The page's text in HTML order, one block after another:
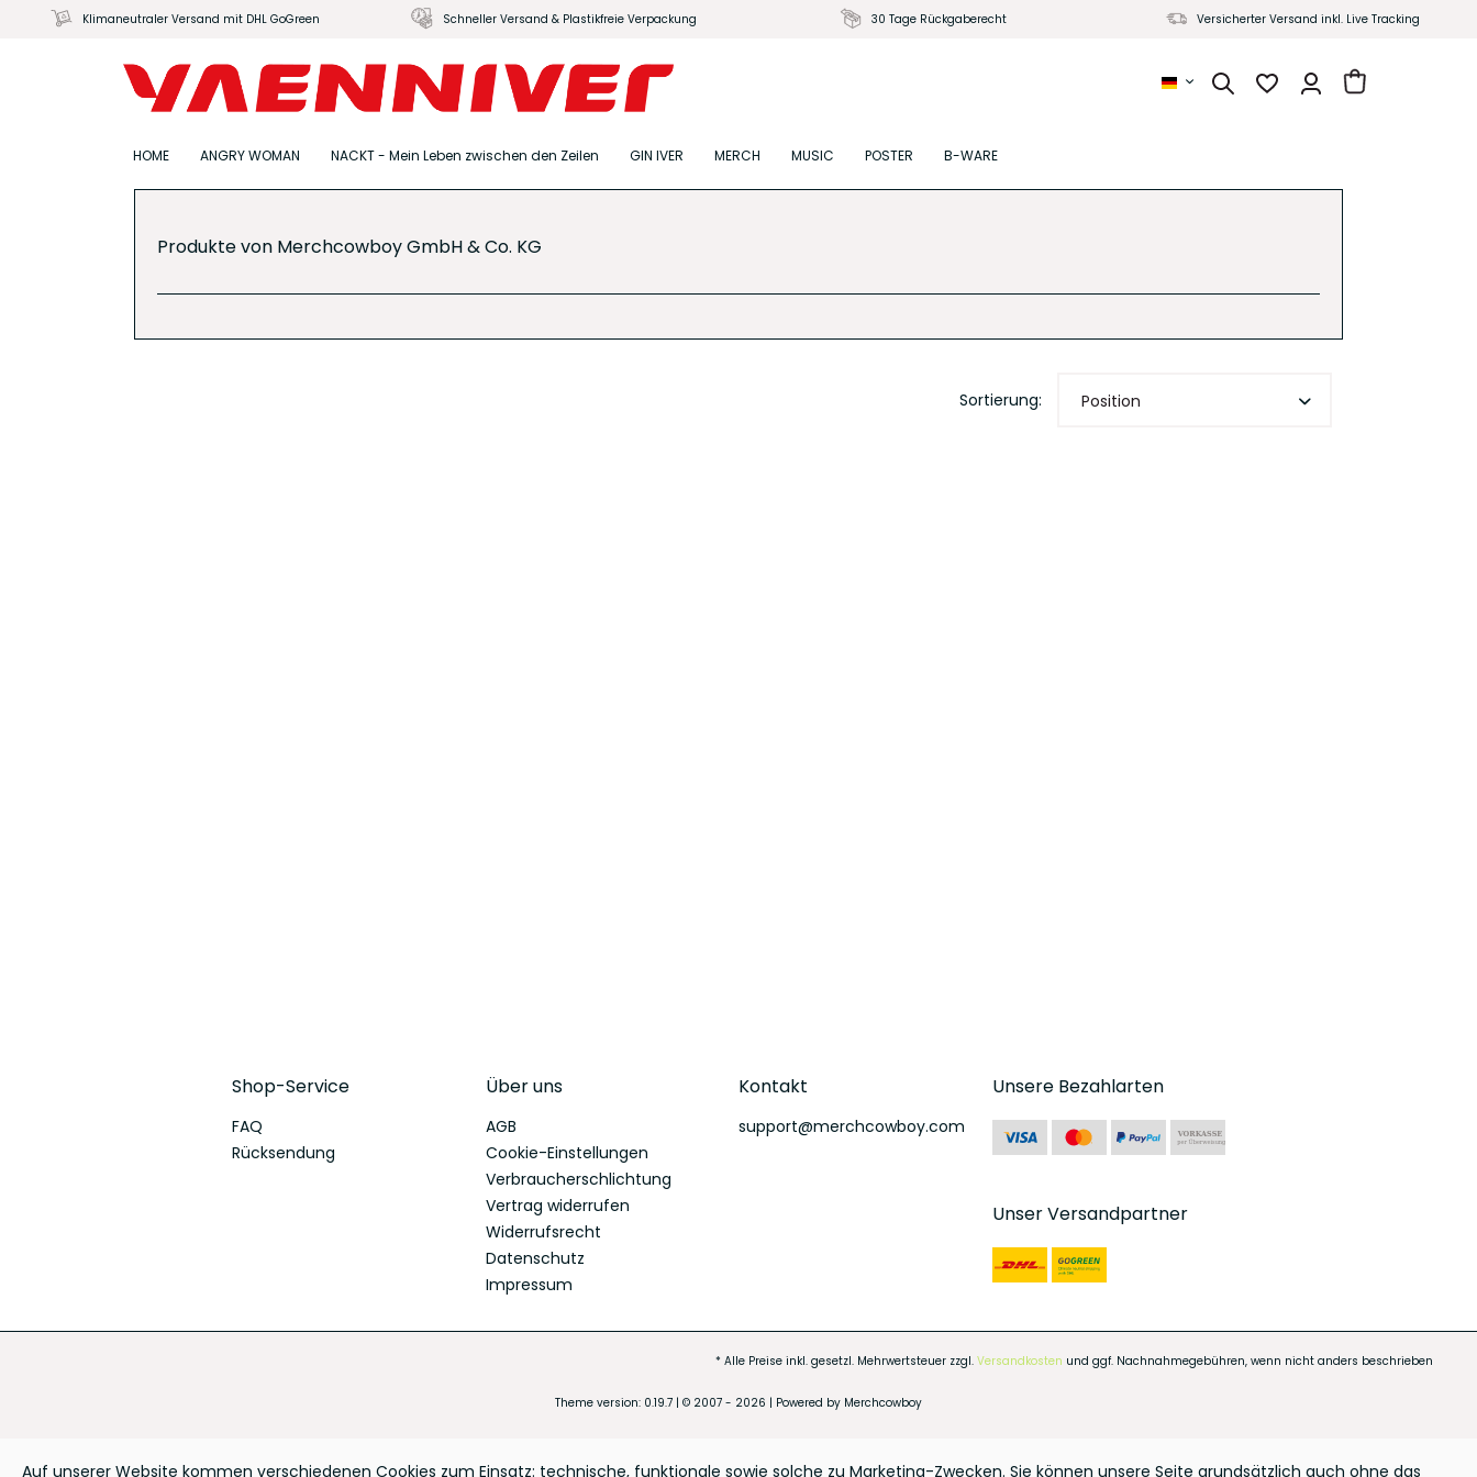
Klimaneutraler Versand mit DHL GoGreen Schneller Versand & Plastikfreie Verpackung 30 Tage Rückgaberecht Versicherter Versand inkl. Live Tracking
Yaenniver Deutsch
HOME ANGRY WOMAN NACKT - Mein Leben zwischen den Zeilen GIN IVER MERCH MUSIC POSTER B-WARE
Produkte von Merchcowboy GmbH & Co. KG
Sortierung:
Shop-Service
FAQ
Rücksendung
Über uns
AGB
Cookie-Einstellungen
Verbraucherschlichtung
Vertrag widerrufen
Widerrufsrecht
Datenschutz
Impressum
Kontakt
support@merchcowboy.com
Unsere Bezahlarten
Unser Versandpartner
* Alle Preise inkl. gesetzl. Mehrwertsteuer zzgl. Versandkosten und ggf. Nachnahmegebühren, wenn nicht anders beschrieben
Theme version: 0.19.7 | © 2007 - 2026 | Powered by Merchcowboy
Auf unserer Website kommen verschiedenen Cookies zum Einsatz: technische, funktionale sowie solche zu Marketing-Zwecken. Sie können unsere Seite grundsätzlich auch ohne das